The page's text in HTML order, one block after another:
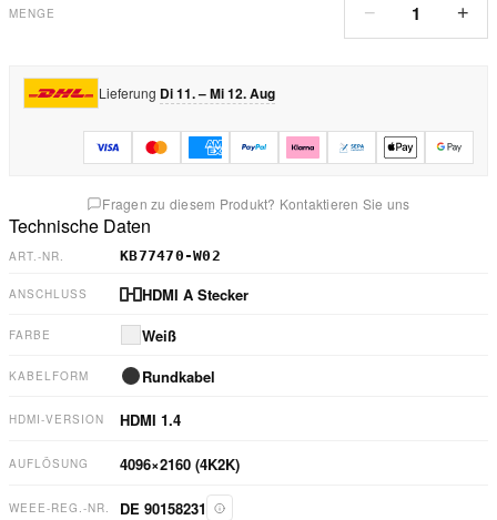
MENGE − 1 +
Lieferung Di 11. – Mi 12. Aug
Fragen zu diesem Produkt? Kontaktieren Sie uns
Technische Daten
ART.-NR. KB77470-W02
ANSCHLUSS HDMI A Stecker
FARBE Weiß
KABELFORM Rundkabel
HDMI-VERSION HDMI 1.4
AUFLÖSUNG 4096×2160 (4K2K)
WEEE-REG.-NR. DE 90158231